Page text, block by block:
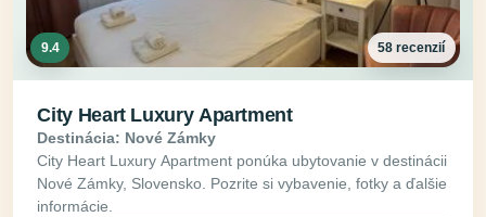
9.4 58 recenzií
City Heart Luxury Apartment
Destinácia: Nové Zámky
City Heart Luxury Apartment ponúka ubytovanie v destinácii
Nové Zámky, Slovensko. Pozrite si vybavenie, fotky a ďalšie
informácie.